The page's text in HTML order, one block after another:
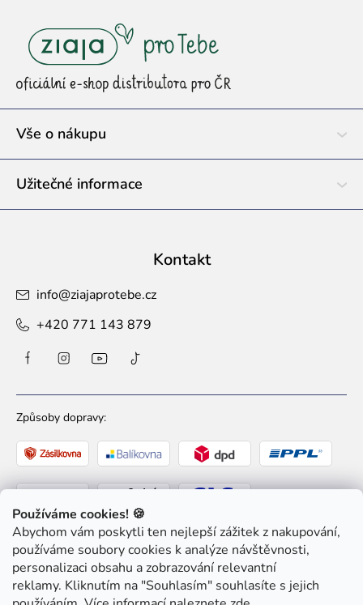
Používáme cookies! 🍪
Abychom vám poskytli ten nejlepší zážitek z nakupování,
používáme soubory cookies k analýze návštěvnosti,
personalizaci obsahu a zobrazování relevantní
reklamy. Kliknutím na "Souhlasím" souhlasíte s jejich
t
Vše o nákupu
Užitečné informace
Kontakt
info@ziajaprotebe.cz
+420 771 143 879
Způsoby dopravy:
Způsoby platby: